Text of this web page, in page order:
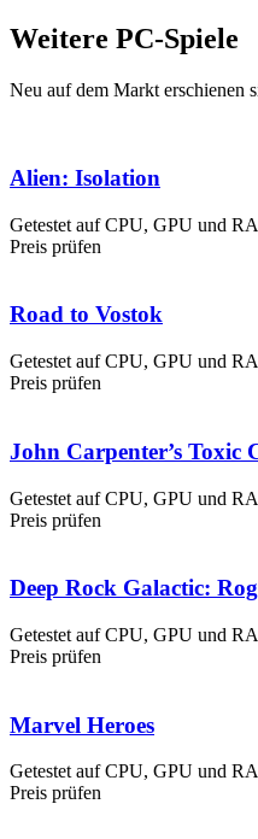
Weitere PC-Spiele
Neu auf dem Markt erschienen
Alien: Isolation
Getestet auf CPU, GPU und
Preis prüfen
Road to Vostok
Getestet auf CPU, GPU und
Preis prüfen
John Carpenter’s Toxic
Getestet auf CPU, GPU und
Preis prüfen
Deep Rock Galactic:
Getestet auf CPU, GPU und
Preis prüfen
Marvel Heroes
Getestet auf CPU, GPU und
Preis prüfen